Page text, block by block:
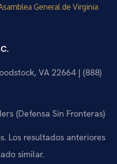
General de Virginia
VA 22664 | (888)
(Defensa Sin Fronteras)
Los resultados anteriores
similar.